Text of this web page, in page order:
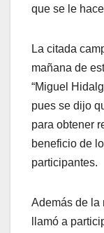
que se le
La citada
mañana de
“Miguel
pues se dijo
para obtener
beneficio de
participantes.
Además de la
llamó a